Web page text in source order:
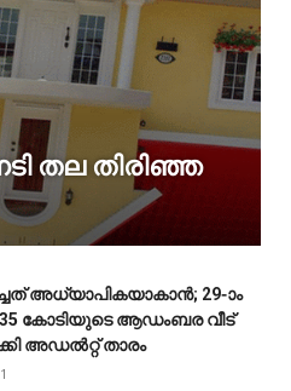
തല തിരിഞ്ഞ
അധ്യാപികയാകാൻ; 29-ാം
കോടിയുടെ ആഡംബര വീട്
അഡൽറ്റ് താരം